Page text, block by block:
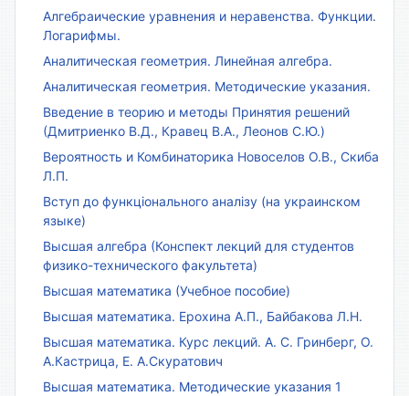
Алгебраические уравнения и неравенства. Функции.
Логарифмы.
Аналитическая геометрия. Линейная алгебра.
Аналитическая геометрия. Методические указания.
Введение в теорию и методы Принятия решений
(Дмитриенко В.Д., Кравец В.А., Леонов С.Ю.)
Вероятность и Комбинаторика Новоселов О.В., Скиба
Л.П.
Вступ до функціонального аналізу (на украинском
языке)
Высшая алгебра (Конспект лекций для студентов
физико-технического факультета)
Высшая математика (Учебное пособие)
Высшая математика. Ерохина А.П., Байбакова Л.Н.
Высшая математика. Курс лекций. А. С. Гринберг, О.
А.Кастрица, Е. А.Скуратович
Высшая математика. Методические указания 1